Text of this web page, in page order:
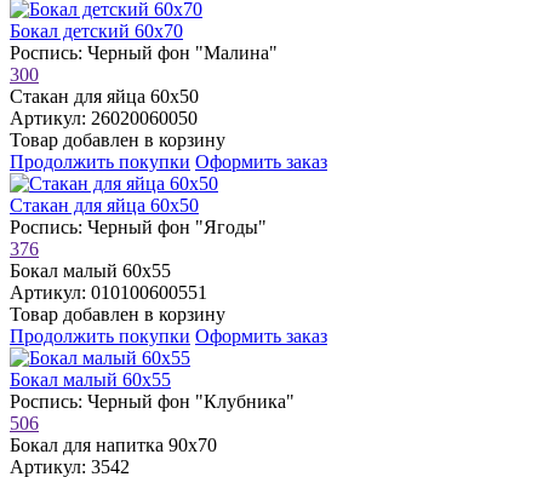
Бокал детский 60х70
Роспись: Черный фон "Малина"
300
Стакан для яйца 60х50
Артикул: 26020060050
Товар добавлен в корзину
Продолжить покупки Оформить заказ
Стакан для яйца 60х50
Роспись: Черный фон "Ягоды"
376
Бокал малый 60х55
Артикул: 010100600551
Товар добавлен в корзину
Продолжить покупки Оформить заказ
Бокал малый 60х55
Роспись: Черный фон "Клубника"
506
Бокал для напитка 90х70
Артикул: 3542